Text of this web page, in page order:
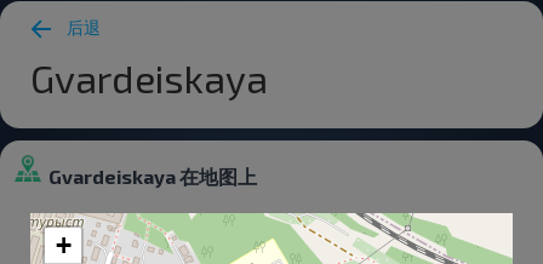
后退
Gvardeiskaya
Gvardeiskaya 在地图上
+